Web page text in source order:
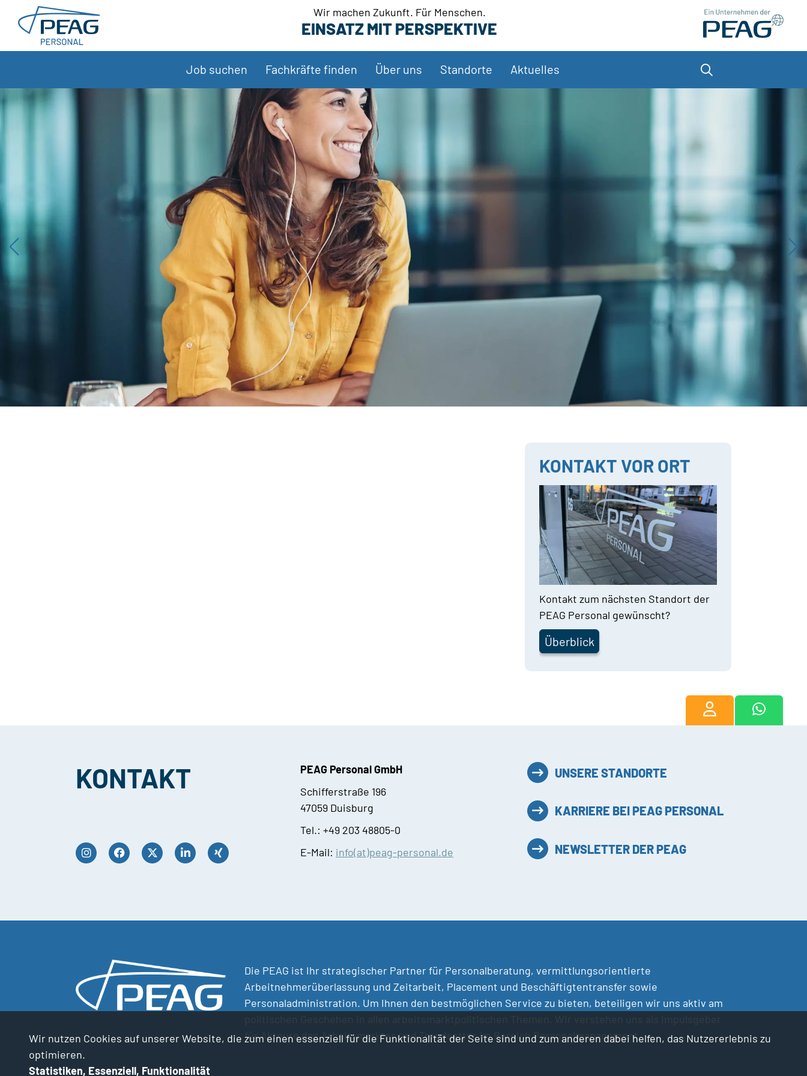
Direkt zu den Inhalten springen Wir machen Zukunft. Für Menschen.
EINSATZ MIT PERSPEKTIVE
Job suchen Fachkräfte finden Über uns Standorte Aktuelles
KONTAKT VOR ORT
Kontakt zum nächsten Standort der
PEAG Personal gewünscht?
Überblick
KONTAKT
PEAG Personal GmbH
Schifferstraße 196
47059 Duisburg
Tel.: +49 203 48805-0
E-Mail: info(at)peag-personal.de
UNSERE STANDORTE
KARRIERE BEI PEAG PERSONAL
NEWSLETTER DER PEAG
Die PEAG ist Ihr strategischer Partner für Personalberatung, vermittlungsorientierte
Arbeitnehmerüberlassung und Zeitarbeit, Placement und Beschäftigtentransfer sowie
Personaladministration. Um Ihnen den bestmöglichen Service zu bieten, beteiligen wir uns aktiv am
für Akteure des Arbeitsmarktes und Trendsetter im Bereich Personalmanagement.
Wir nutzen Cookies auf unserer Website, die zum einen essenziell für die Funktionalität der Seite sind und zum anderen dabei helfen, das Nutzererlebnis zu
optimieren.
Statistiken, Essenziell, Funktionalität